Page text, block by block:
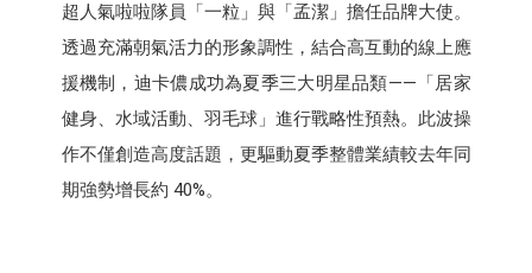
超人氣啦啦隊員「一粒」與「孟潔」擔任品牌大使。
透過充滿朝氣活力的形象調性，結合高互動的線上應
援機制，迪卡儂成功為夏季三大明星品類——「居家
健身、水域活動、羽毛球」進行戰略性預熱。此波操
作不僅創造高度話題，更驅動夏季整體業績較去年同
期強勢增長約 40%。​